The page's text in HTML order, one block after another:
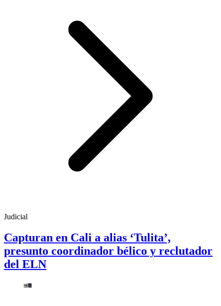
Judicial
Capturan en Cali a alias ‘Tulita’,
presunto coordinador bélico y reclutador
del ELN